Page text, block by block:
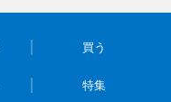
買う
特集